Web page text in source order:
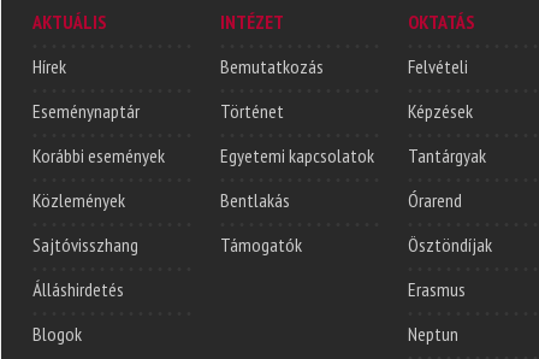
AKTUÁLIS
Hírek
Eseménynaptár
Korábbi események
Közlemények
Sajtóvisszhang
Álláshirdetés
Blogok
INTÉZET
Bemutatkozás
Történet
Egyetemi kapcsolatok
Bentlakás
Támogatók
OKTATÁS
Felvételi
Képzések
Tantárgyak
Órarend
Ösztöndíjak
Erasmus
Neptun